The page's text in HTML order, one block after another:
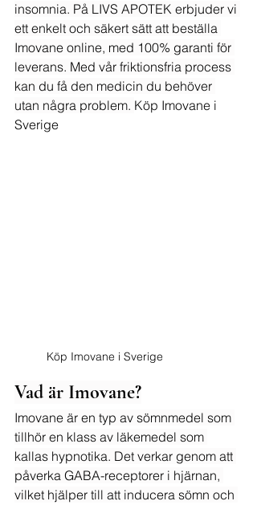
insomnia. På LIVS APOTEK erbjuder vi
ett enkelt och säkert sätt att beställa
Imovane online, med 100% garanti för
leverans. Med vår friktionsfria process
kan du få den medicin du behöver
utan några problem. Köp Imovane i
Sverige
Köp Imovane i Sverige
Vad är Imovane?
Imovane är en typ av sömnmedel som
tillhör en klass av läkemedel som
kallas hypnotika. Det verkar genom att
påverka GABA-receptorer i hjärnan,
vilket hjälper till att inducera sömn och